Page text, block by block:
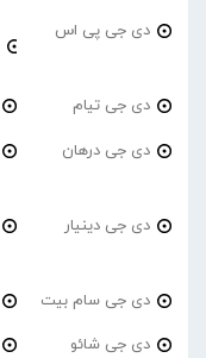
دی جی پی اس
دی جی تیام
دی جی درهان
دی جی دینیار
دی جی سام بیت
دی جی شائو